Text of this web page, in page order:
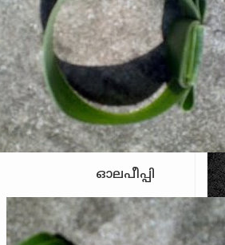
ഓലപീപ്പി